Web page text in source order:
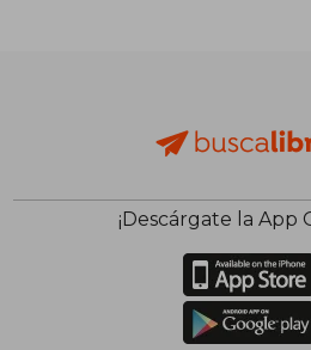
¡Descárgate la App